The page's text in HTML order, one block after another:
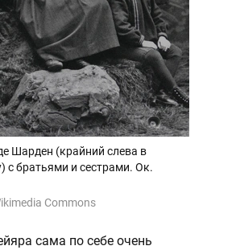
Шарден (крайний слева в
с братьями и сестрами. Ок.
Commons
сама по себе очень